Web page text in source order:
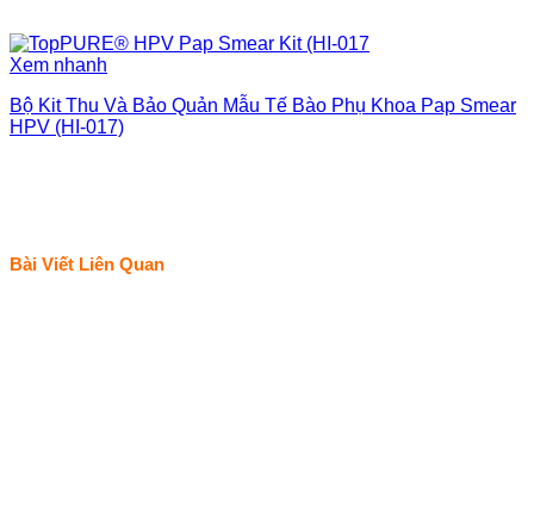
Xem nhanh
Bộ Kit Thu Và Bảo Quản Mẫu Tế Bào Phụ Khoa Pap Smear
HPV (HI-017)
Bài Viết Liên Quan